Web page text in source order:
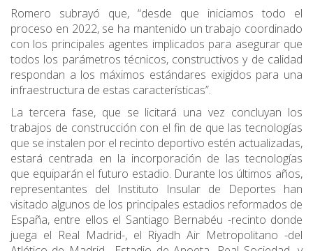
Romero subrayó que, “desde que iniciamos todo el
proceso en 2022, se ha mantenido un trabajo coordinado
con los principales agentes implicados para asegurar que
todos los parámetros técnicos, constructivos y de calidad
respondan a los máximos estándares exigidos para una
infraestructura de estas características”.
La tercera fase, que se licitará una vez concluyan los
trabajos de construcción con el fin de que las tecnologías
que se instalen por el recinto deportivo estén actualizadas,
estará centrada en la incorporación de las tecnologías
que equiparán el futuro estadio. Durante los últimos años,
representantes del Instituto Insular de Deportes han
visitado algunos de los principales estadios reformados de
España, entre ellos el Santiago Bernabéu -recinto donde
juega el Real Madrid-, el Riyadh Air Metropolitano -del